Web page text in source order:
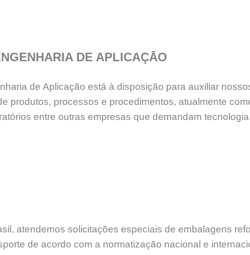
DE APLICAÇĀO
de Aplicação está à disposição para auxiliar
produtos, processos e procedimentos, atualmente
entre outras empresas que demandam
atendemos solicitações especiais de embalagens
de acordo com a normatização nacional e